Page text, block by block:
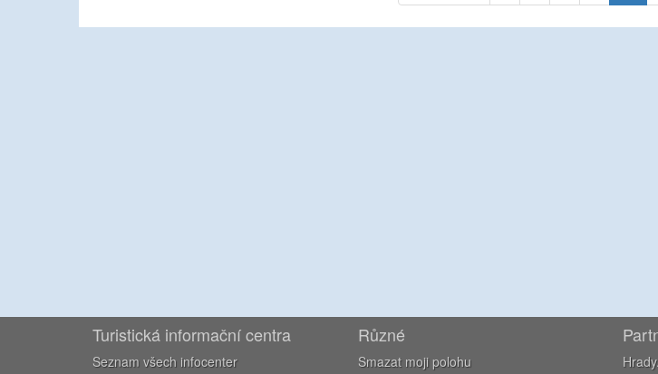
Turistická informační centra
Seznam všech infocenter
Různé
Smazat moji polohu